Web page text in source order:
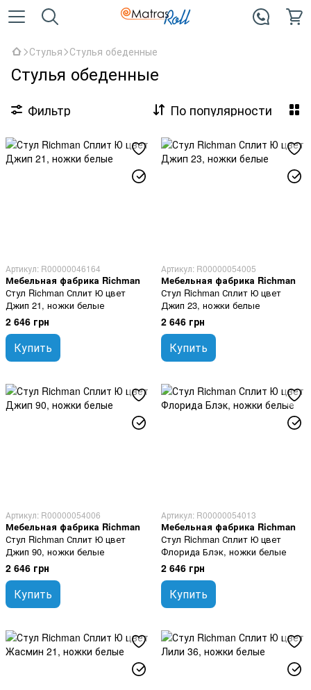
Стулья Стулья обеденные
Стулья обеденные
Фильтр По популярности
Артикул: R00000046164
Мебельная фабрика Richman
Стул Richman Сплит Ю цвет
Джип 21, ножки белые
2 646 грн
Купить
Артикул: R00000054005
Мебельная фабрика Richman
Стул Richman Сплит Ю цвет
Джип 23, ножки белые
2 646 грн
Купить
Артикул: R00000054006
Мебельная фабрика Richman
Стул Richman Сплит Ю цвет
Джип 90, ножки белые
2 646 грн
Купить
Артикул: R00000054013
Мебельная фабрика Richman
Стул Richman Сплит Ю цвет
Флорида Блэк, ножки белые
2 646 грн
Купить